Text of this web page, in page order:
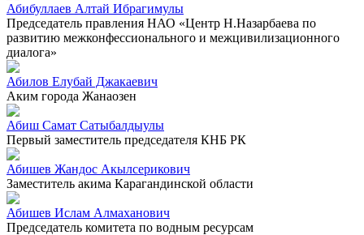
Абибуллаев Алтай Ибрагимулы
Председатель правления НАО «Центр Н.Назарбаева по
развитию межконфессионального и межцивилизационного
диалога»
Абилов Елубай Джакаевич
Аким города Жанаозен
Абиш Самат Сатыбалдыулы
Первый заместитель председателя КНБ РК
Абишев Жандос Акылсерикович
Заместитель акима Карагандинской области
Абишев Ислам Алмаханович
Председатель комитета по водным ресурсам